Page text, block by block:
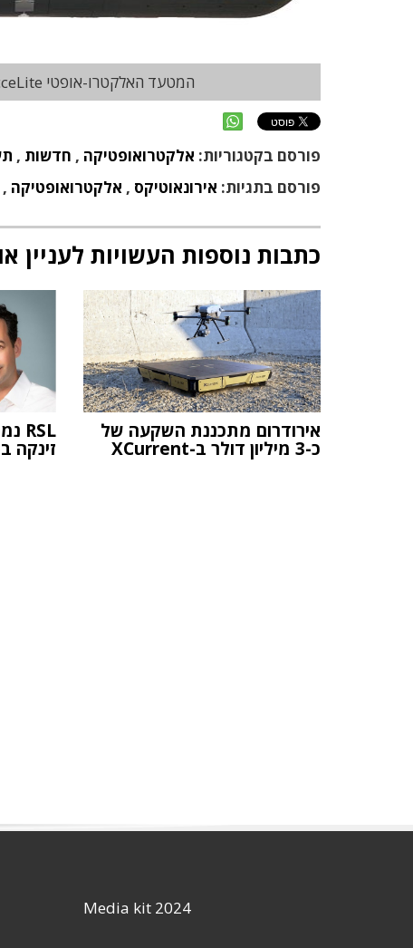
המטעד האלקטרו-אופטי RecceLite מתחת לגחון המטוס טייפון של חיל האוויר הבריטי
פורסם בקטגוריות: אלקטרואופטיקה , חדשות ,
פורסם בתגיות: אירונאוטיקס , אלקטרואופטיקה ,
כתבות נוספות העשויות לעניין
אירודרום מתכננת השקעה של
כ-3 מיליון דולר ב-XCurrent זינקה ב-
Media kit 2024